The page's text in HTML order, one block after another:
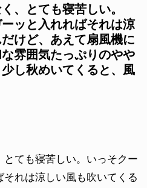
、とても寝苦しい。
ッと入れればそれは涼
けど、あえて扇風機に
雰囲気たっぷりのやや
し秋めいてくると、風
ても寝苦しい。いっそクー
れは涼しい風も吹いてくる